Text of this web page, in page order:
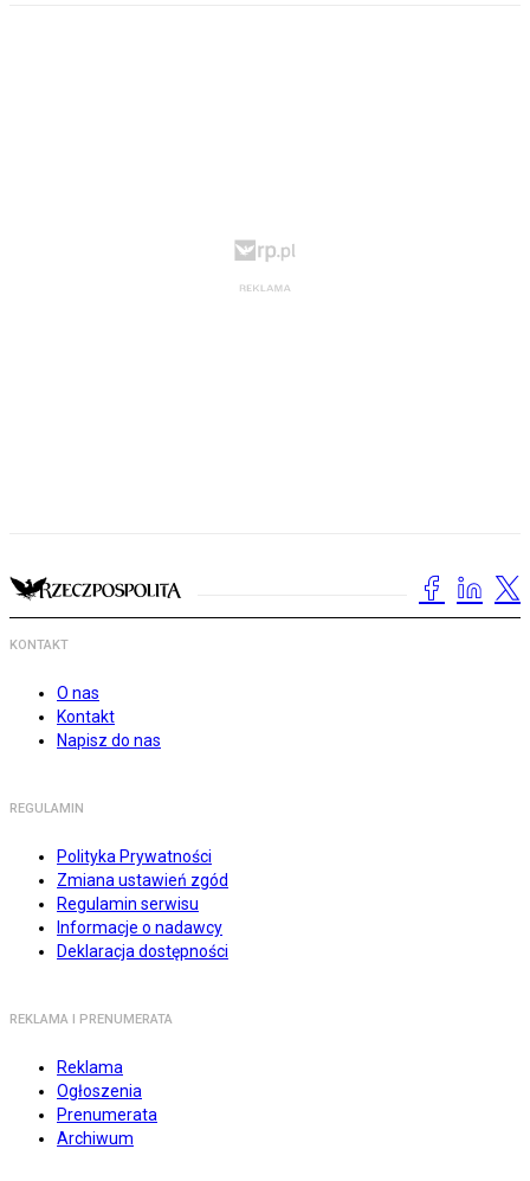
KONTAKT
O nas
Kontakt
Napisz do nas
REGULAMIN
Polityka Prywatności
Zmiana ustawień zgód
Regulamin serwisu
Informacje o nadawcy
Deklaracja dostępności
REKLAMA I PRENUMERATA
Reklama
Ogłoszenia
Prenumerata
Archiwum